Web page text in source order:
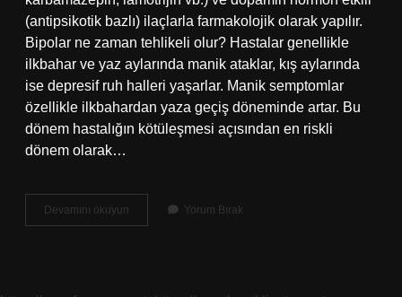
(antipsikotik bazlı) ilaçlarla farmakolojik olarak yapılır.
Bipolar ne zaman tehlikeli olur? Hastalar genellikle
ilkbahar ve yaz aylarında manik ataklar, kış aylarında
ise depresif ruh halleri yaşarlar. Manik semptomlar
özellikle ilkbahardan yaza geçiş döneminde artar. Bu
dönem hastalığın kötüleşmesi açısından en riskli
dönem olarak…
Devamını okuyun
Krizi
Yorum Bırak